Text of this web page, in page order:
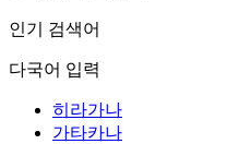
인기 검색어
다국어 입력
히라가나
가타카나